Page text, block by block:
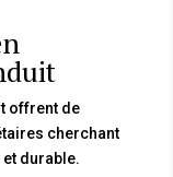
offrent de
cherchant
durable.